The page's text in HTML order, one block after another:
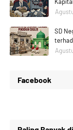
SD
Facebook